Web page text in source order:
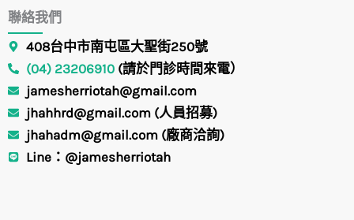
聯絡我們
408台中市南屯區大聖街250號
(04) 23206910(請於門診時間來電）
jamesherriotah@gmail.com
jhahhrd@gmail.com (人員招募)
jhahadm@gmail.com (廠商洽詢)
Line：@jamesherriotah